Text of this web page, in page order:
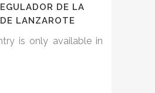
DE LA
LANZAROTE
is only available in